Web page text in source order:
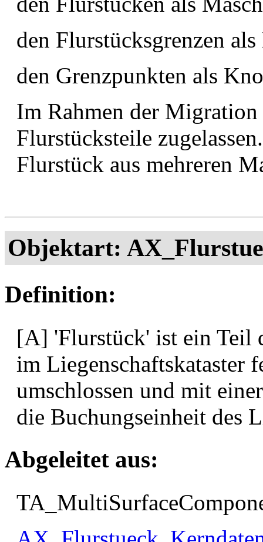
den Flurstücksgrenzen
den Grenzpunkten als
Im Rahmen der
Flurstücksteile
Flurstück aus mehreren
Objektart:
Definition:
[A] 'Flurstück' ist ein Teil
im Liegenschaftskataster
umschlossen und mit
die Buchungseinheit des
Abgeleitet aus: